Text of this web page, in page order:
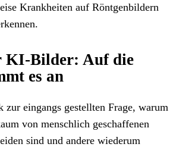
Krankheiten auf Röntgenbildern
KI-Bilder: Auf die
es an
eingangs gestellten Frage, warum
von menschlich geschaffenen
sind und andere wiederum